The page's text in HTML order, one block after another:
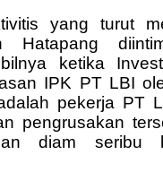
yang turut
Hatapang
ketika
IPK PT LBI
pekerja PT
pengrusakan
diam seribu